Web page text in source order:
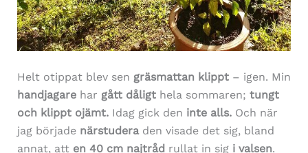
Helt otippat blev sen gräsmattan klippt– igen. Min
handjagarehar gått dåligthela sommaren; tungt
och klippt ojämt.Idag gick den inte alls.Och när
jag började närstuderaden visade det sig, bland
annat, att en 40 cm najtråd rullat in sig i valsen.